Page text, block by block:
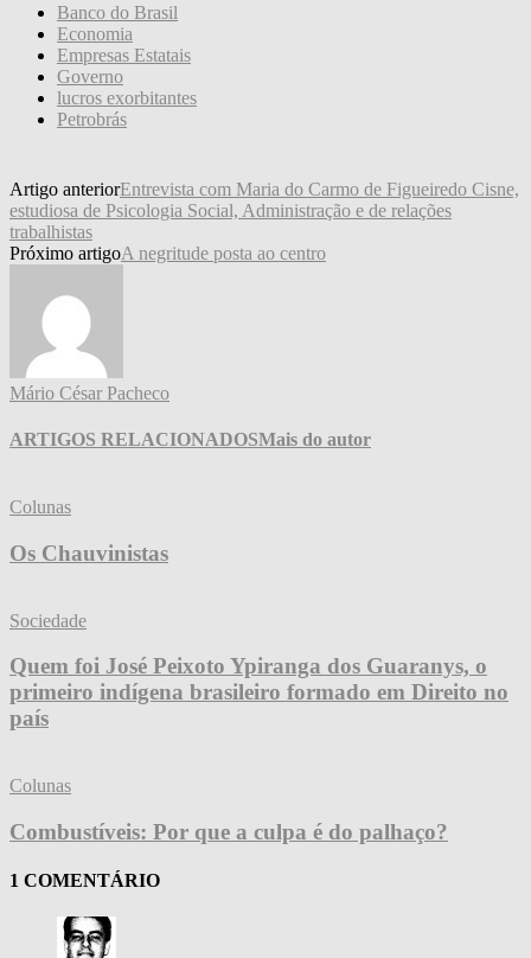
Banco do Brasil
Economia
Empresas Estatais
Governo
lucros exorbitantes
Petrobrás
Artigo anteriorEntrevista com Maria do Carmo de Figueiredo Cisne,
estudiosa de Psicologia Social, Administração e de relações
trabalhistas
Próximo artigoA negritude posta ao centro
Mário César Pacheco
ARTIGOS RELACIONADOSMais do autor
Colunas
Os Chauvinistas
Sociedade
Quem foi José Peixoto Ypiranga dos Guaranys, o
primeiro indígena brasileiro formado em Direito no
país
Colunas
Combustíveis: Por que a culpa é do palhaço?
1 COMENTÁRIO